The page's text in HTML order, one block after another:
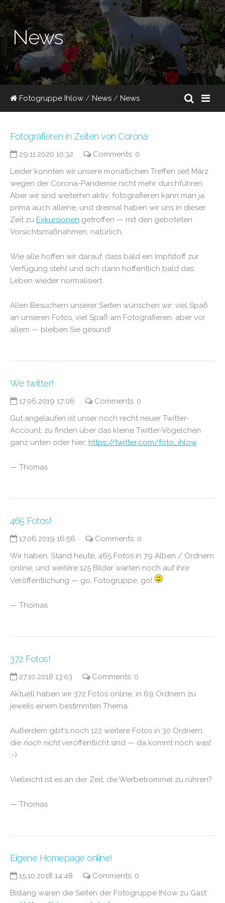
News
Fotogruppe Ihlow / News / News
Fotografieren in Zeiten von Corona
29.11.2020 10:32
Comments: 0
Leider konnten wir unsere monatlichen Treffen seit März
wegen der Corona-Pandemie nicht mehr durchführen.
Aber wir sind weiterhin aktiv: fotografieren kann man ja
prima auch alleine, und dreimal haben wir uns in dieser
Zeit zu Exkursionen getroffen — mit den geboteten
Vorsichtsmaßnahmen, natürlich.
Wie alle hoffen wir darauf, dass bald ein Impfstoff zur
Verfügung steht und sich dann hoffentlich bald das
Leben wieder normalisiert.
Allen Besuchern unserer Seiten wünschen wir: viel Spaß
an unseren Fotos, viel Spaß am Fotografieren, aber vor
allem — bleiben Sie gesund!
We twitter!
17.06.2019 17:06
Comments: 0
Gut angelaufen ist unser noch recht neuer Twitter-
Account, zu finden über das kleine Twitter-Vögelchen
ganz unten oder hier: https://twitter.com/foto_ihlow
— Thomas
465 Fotos!
17.06.2019 16:56
Comments: 0
Wir haben, Stand heute, 465 Fotos in 79 Alben / Ordnern
online, und weitere 125 Bilder warten noch auf ihre
Veröffentlichung — go, Fotogruppe, go!
— Thomas
372 Fotos!
27.10.2018 13:03
Comments: 0
Aktuell haben wir 372 Fotos online, in 69 Ordnern zu
jeweils einem bestimmten Thema.
Außerdem gibt's noch 122 weitere Fotos in 30 Ordnern,
die noch nichtveröffentlicht sind — da kommt noch was!
;-)
Vielleicht ist es an der Zeit, die Werbetrommel zu rühren?
— Thomas
Eigene Homepage online!
15.10.2018 14:48
Comments: 0
Bislang waren die Seiten der Fotogruppe Ihlow zu Gast